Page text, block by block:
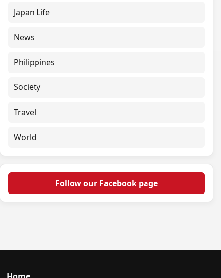
Japan Life
News
Philippines
Society
Travel
World
Follow our Facebook page